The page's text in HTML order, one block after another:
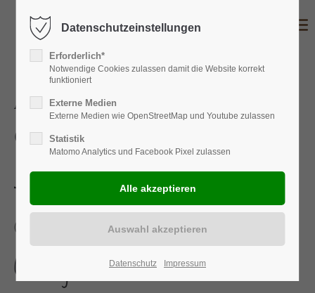
ALLGEMEINE
GESCHÄFTSBEDINGUNGEN
für deinen Kauf bei hueftgold!
(Stand: Juni 2022)
Geltungsbereich
Datenschutzeinstellungen
Erforderlich*
Notwendige Cookies zulassen damit die Website korrekt
funktioniert
Externe Medien
Externe Medien wie OpenStreetMap und Youtube zulassen
Statistik
Matomo Analytics und Facebook Pixel zulassen
Datenschutz Impressum